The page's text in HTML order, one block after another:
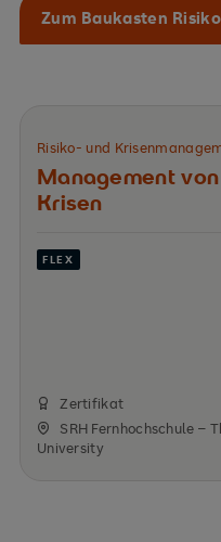
Zum Baukasten
Risiko- und
Management
Krisen
FLEX
Zertifikat
SRH Fernhochschule –
University